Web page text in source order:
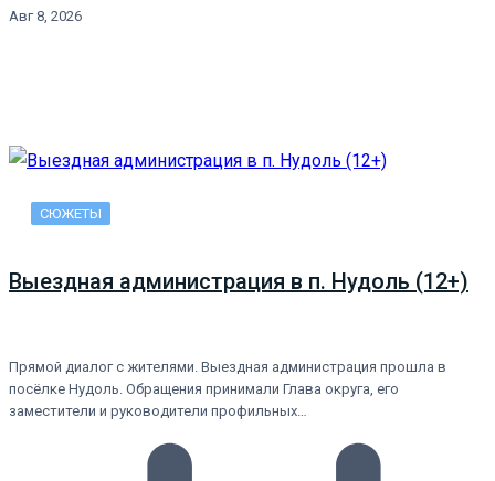
Авг 8, 2026
СЮЖЕТЫ
Выездная администрация в п. Нудоль (12+)
Прямой диалог с жителями. Выездная администрация прошла в
посёлке Нудоль. Обращения принимали Глава округа, его
заместители и руководители профильных…